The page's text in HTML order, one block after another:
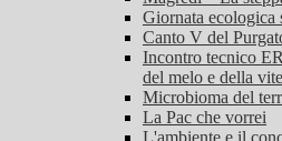
Giornata ecologica
Canto V del
Incontro tecnico
del melo e della vite
Microbioma del
La Pac che vorrei